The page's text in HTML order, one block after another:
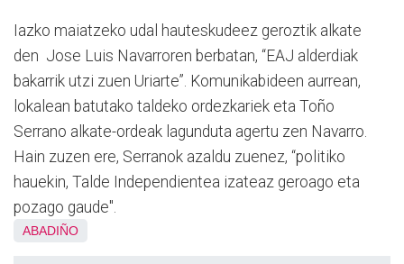
Iazko maiatzeko udal hauteskudeez geroztik alkate
den Jose Luis Navarroren berbatan, “EAJ alderdiak
bakarrik utzi zuen Uriarte”. Komunikabideen aurrean,
lokalean batutako taldeko ordezkariek eta Toño
Serrano alkate-ordeak lagunduta agertu zen Navarro.
Hain zuzen ere, Serranok azaldu zuenez, “politiko
hauekin, Talde Independientea izateaz geroago eta
pozago gaude".
ABADIÑO